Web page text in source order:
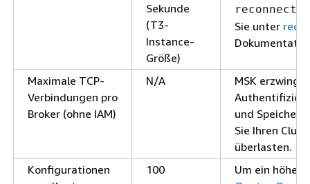
Sekunde
(T3-
Instance-
Größe)
Sie unter
Maximale TCP-
Verbindungen pro
Broker (ohne IAM)
N/A
MSK
und
Sie Ihren
überlasten.
Konfigurationen
100
Um ein